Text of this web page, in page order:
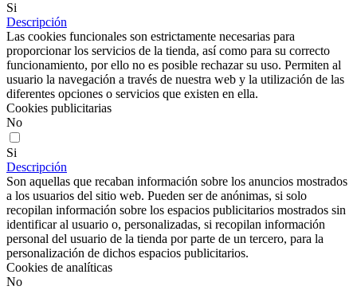
Si
Descripción
Las cookies funcionales son estrictamente necesarias para
proporcionar los servicios de la tienda, así como para su correcto
funcionamiento, por ello no es posible rechazar su uso. Permiten al
usuario la navegación a través de nuestra web y la utilización de las
diferentes opciones o servicios que existen en ella.
Cookies publicitarias
No
Si
Descripción
Son aquellas que recaban información sobre los anuncios mostrados
a los usuarios del sitio web. Pueden ser de anónimas, si solo
recopilan información sobre los espacios publicitarios mostrados sin
identificar al usuario o, personalizadas, si recopilan información
personal del usuario de la tienda por parte de un tercero, para la
personalización de dichos espacios publicitarios.
Cookies de analíticas
No